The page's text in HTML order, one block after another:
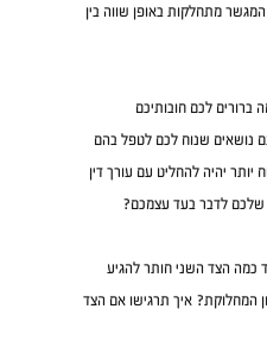
המגשר מתחלקות באופן שווה בין
לכם חובותיכם
נושאים שנוח לכם לטפל בהם
יהיה להחליט עם עורך דין
שלכם לדבר בעד עצמכם?
כמה הצד השני חותר להגיע
המחלוקת? איך תרגישו אם הצד